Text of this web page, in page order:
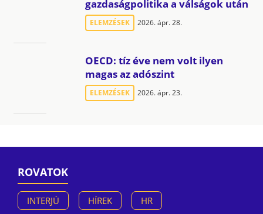
gazdaságpolitika a válságok után
ELEMZÉSEK 2026. ápr. 28.
OECD: tíz éve nem volt ilyen
magas az adószint
ELEMZÉSEK 2026. ápr. 23.
ROVATOK
INTERJÚ HÍREK HR